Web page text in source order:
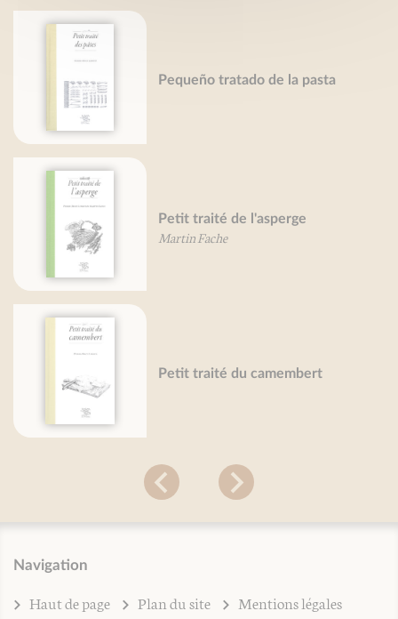
Pequeño tratado de la pasta
Petit traité de l'asperge
Martin Fache
Petit traité du camembert
Navigation
Haut de page Plan du site
Mentions légales